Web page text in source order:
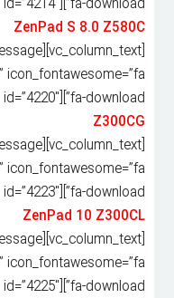
ZenPad S 8.0 Z580C
icon_fontawesome=”fa
fa-download”][download id=”4220″][/vc_message]
Z300CG
icon_fontawesome=”fa
fa-download”][download id=”4223″][/vc_message]
ZenPad 10 Z300CL
icon_fontawesome=”fa